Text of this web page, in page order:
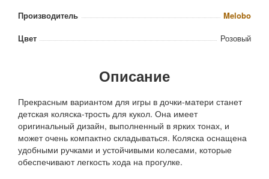
Производитель
Melobo
Цвет
Розовый
Описание
Прекрасным вариантом для игры в дочки-матери станет
детская коляска-трость для кукол. Она имеет
оригинальный дизайн, выполненный в ярких тонах, и
может очень компактно складываться. Коляска оснащена
удобными ручками и устойчивыми колесами, которые
обеспечивают легкость хода на прогулке.